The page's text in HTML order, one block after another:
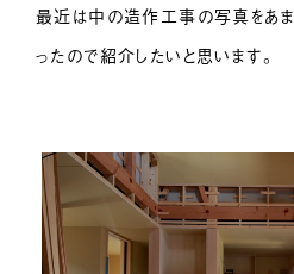
最近は中の造作工事の写真をあま
ったので紹介したいと思います。